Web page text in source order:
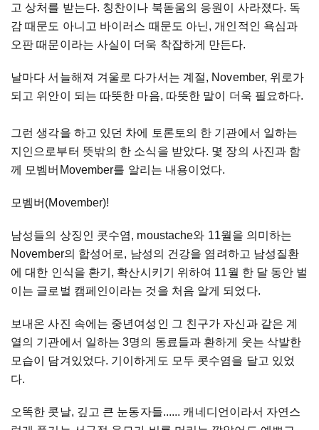
고 상처를 받는다. 칭찬이나 북돋움의 응원이 사라졌다. 독
감 때문도 아니고 바이러스 때문도 아닌, 개인적인 욕심과
오판 때문이라는 사실이 더욱 착잡하게 만든다.
날마다 서늘해져 겨울로 다가서는 계절, November, 위로가
되고 위안이 되는 따뜻한 마음, 따뜻한 말이 더욱 필요하다.
그런 생각을 하고 있던 차에 토론토의 한 기관에서 일하는
지인으로부터 뜻밖의 한 소식을 받았다. 몇 장의 사진과 함
께 모벰버Movember를 알리는 내용이었다.
모벰버(Movember)!
남성들의 상징인 콧수염, moustache와 11월을 의미하는
November의 합성어로, 남성의 건강을 염려하고 남성질환
에 대한 인식을 환기, 확산시키기 위하여 11월 한 달 동안 벌
이는 글로벌 캠페인이라는 것을 처음 알게 되었다.
보내온 사진 속에는 중년여성인 그 친구가 자신과 같은 계
열의 기관에서 일하는 3명의 동료들과 환하게 웃는 삭발한
모습이 담겨있었다. 기이하게도 모두 콧수염을 달고 있었
다.
오똑한 콧날, 깊고 큰 눈동자들...... 캐네디언이라서 자연스